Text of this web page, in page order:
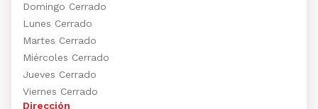
Domingo Cerrado
Lunes Cerrado
Martes Cerrado
Miércoles Cerrado
Jueves Cerrado
Viernes Cerrado
Dirección